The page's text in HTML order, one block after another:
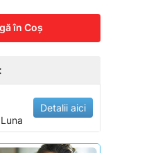
în Coş
Detalii aici